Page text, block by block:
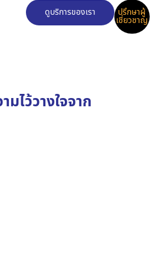
ดูบริการของเรา
ปรึกษาผู้
เชี่ยวชาญ
มไว้วางใจจาก